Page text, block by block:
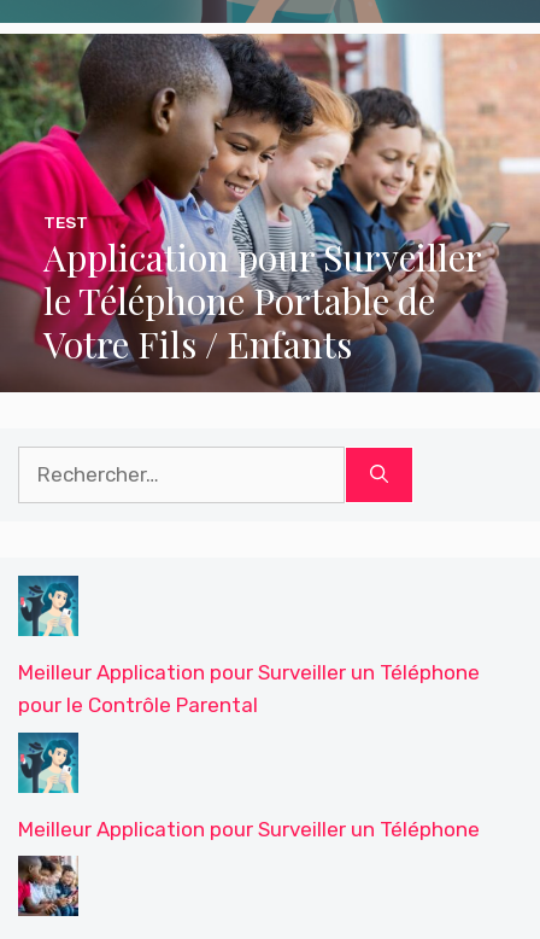
Application pour Surveiller
le Téléphone Portable de
Votre Fils / Enfants
TEST
Rechercher :
Meilleur Application pour Surveiller un Téléphone
pour le Contrôle Parental
Meilleur Application pour Surveiller un Téléphone